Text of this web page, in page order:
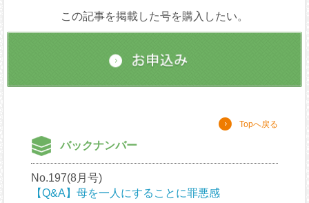
この記事を掲載した号を購入したい。
Topへ戻る
バックナンバー
No.197(8月号)
【Q&A】母を一人にすることに罪悪感